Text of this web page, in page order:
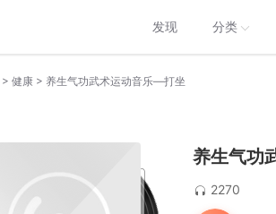
发现 分类
> 健康 > 养生气功武术运动音乐—打坐
养生气功
2270